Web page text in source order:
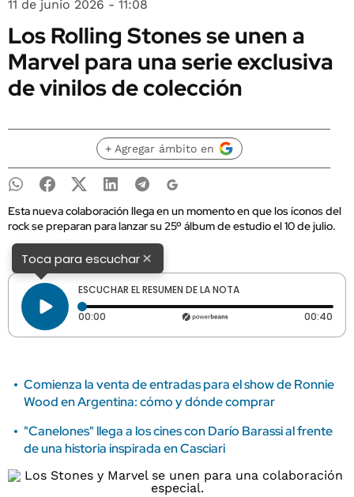
11 de junio 2026 - 11:08
Los Rolling Stones se unen a
Marvel para una serie exclusiva
de vinilos de colección
+ Agregar ámbito en
Esta nueva colaboración llega en un momento en que los íconos del
rock se preparan para lanzar su 25º álbum de estudio el 10 de julio.
Toca para escuchar×
ESCUCHAR EL RESUMEN DE LA NOTA
00:00 Tiempo transcurrido: 0 segundos 00:40
Comienza la venta de entradas para el show de Ronnie
Wood en Argentina: cómo y dónde comprar
"Canelones" llega a los cines con Darío Barassi al frente
de una historia inspirada en Casciari